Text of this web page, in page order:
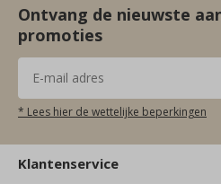
Ontvang de nieuwste
promoties
* Lees hier de wettelijke beperkingen
Klantenservice